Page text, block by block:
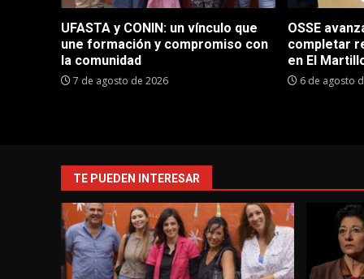
UFASTA y CONIN: un vínculo que
une formación y compromiso con
la comunidad
7 de agosto de 2026
OSSE
completar
en El
6 de agosto
TE PUEDEN INTERESAR